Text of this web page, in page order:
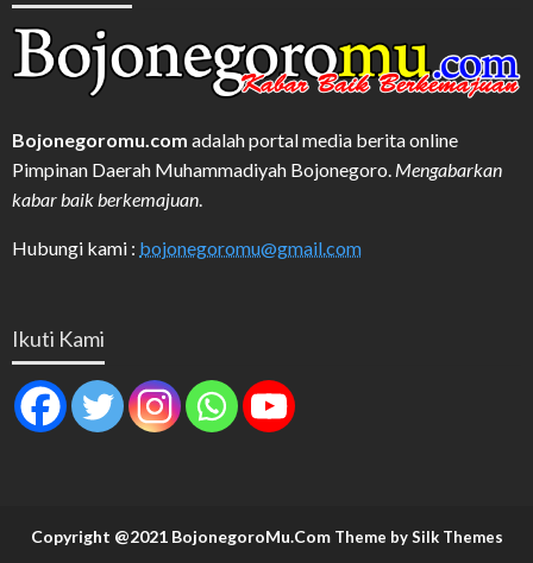
Bojonegoromu.com adalah portal media berita online
Pimpinan Daerah Muhammadiyah Bojonegoro. Mengabarkan
kabar baik berkemajuan.
Hubungi kami : bojonegoromu@gmail.com
Ikuti Kami
Copyright @2021 BojonegoroMu.Com Theme by Silk Themes